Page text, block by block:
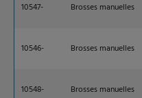
10547- Brosses manuelles
10546- Brosses manuelles
10548- Brosses manuelles